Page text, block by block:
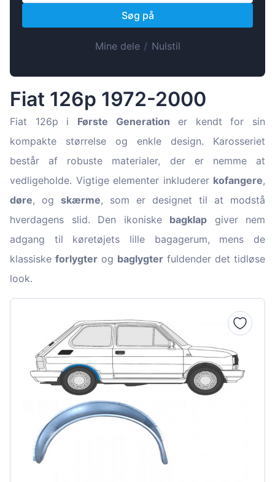
Magyar
Lietuvių
Hrvatski
Latvian
Slovenčina
Søg på
Mine dele/ Nulstil
Fiat 126p 1972-2000
Fiat 126p i Første Generation er kendt for sin
kompakte størrelse og enkle design. Karosseriet
består af robuste materialer, der er nemme at
vedligeholde. Vigtige elementer inkluderer kofangere,
døre, og skærme, som er designet til at modstå
hverdagens slid. Den ikoniske bagklap giver nem
adgang til køretøjets lille bagagerum, mens de
klassiske forlygter og baglygter fuldender det tidløse
look.